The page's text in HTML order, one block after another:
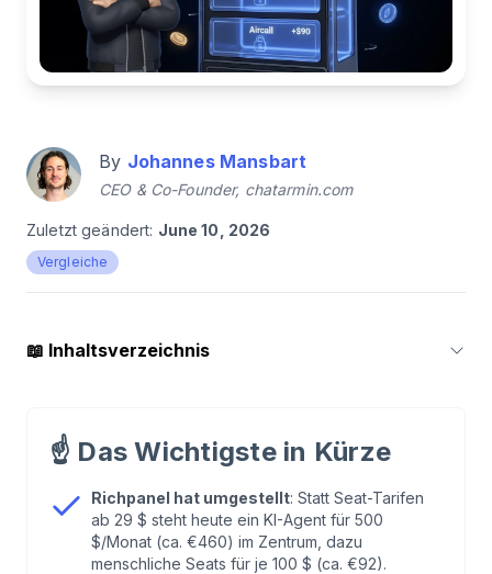
By Johannes Mansbart
CEO & Co-Founder, chatarmin.com
Zuletzt geändert: June 10, 2026
Vergleiche
📖 Inhaltsverzeichnis
Vom 29-Dollar-Seat zum KI-Agenten: Was sich
geändert hat
Self-Service-Portal und Add-ons im Blick
☝️ Das Wichtigste in Kürze
Richpanel hat umgestellt: Statt Seat-Tarifen
ab 29 $ steht heute ein KI-Agent für 500
$/Monat (ca. €460) im Zentrum, dazu
menschliche Seats für je 100 $ (ca. €92).